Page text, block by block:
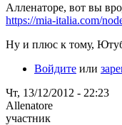
Алленаторе, вот вы
https://mia-italia.com/
Ну и плюс к тому,
Войдите или
Чт, 13/12/2012 - 22:23
Allenatore
участник